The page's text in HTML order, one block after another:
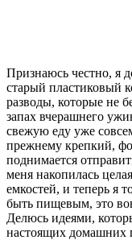
Признаюсь честно, я
старый пластиковый
разводы, которые не
запах вчерашнего
свежую еду уже
прежнему крепкий,
поднимается
меня накопилась
емкостей, и теперь я
быть пищевым, это
Делюсь идеями,
настоящих домашних